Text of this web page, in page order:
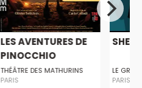
LES AVENTURES DE
PINOCCHIO
THÉÂTRE DES MATHURINS
PARIS
LE
PARIS